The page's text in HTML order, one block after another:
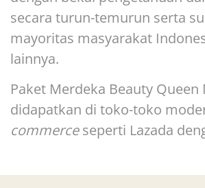
secara turun-temurun serta
mayoritas masyarakat
lainnya.
Paket Merdeka Beauty
didapatkan di toko-toko
commerceseperti Lazada